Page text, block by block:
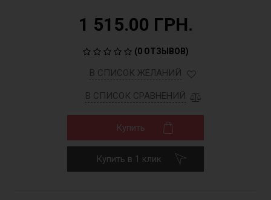
1 515.00 ГРН.
(0 ОТЗЫВОВ)
В СПИСОК ЖЕЛАНИЙ
В СПИСОК СРАВНЕНИЙ
Купить
Купить в 1 клик